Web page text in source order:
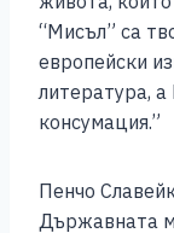
“Мисъл” са
европейски
литература, а
консумация.”
Пенчо
Държавната